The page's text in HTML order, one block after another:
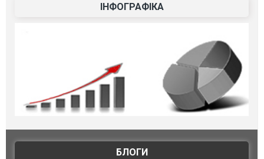
ІНФОГРАФІКА
БЛОГИ